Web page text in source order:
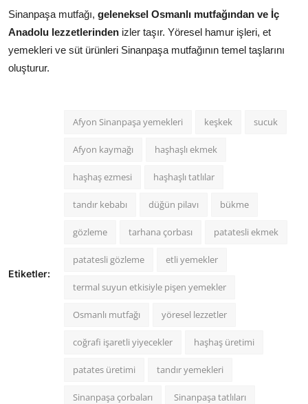
Sinanpaşa mutfağı, geleneksel Osmanlı mutfağından ve İç
Anadolu lezzetlerinden izler taşır. Yöresel hamur işleri, et
yemekleri ve süt ürünleri Sinanpaşa mutfağının temel taşlarını
oluşturur.
Etiketler:
Afyon Sinanpaşa yemekleri keşkek sucuk
Afyon kaymağı haşhaşlı ekmek
haşhaş ezmesi haşhaşlı tatlılar
tandır kebabı düğün pilavı bükme
gözleme tarhana çorbası patatesli ekmek
patatesli gözleme etli yemekler
termal suyun etkisiyle pişen yemekler
Osmanlı mutfağı yöresel lezzetler
coğrafi işaretli yiyecekler haşhaş üretimi
patates üretimi tandır yemekleri
Sinanpaşa çorbaları Sinanpaşa tatlıları